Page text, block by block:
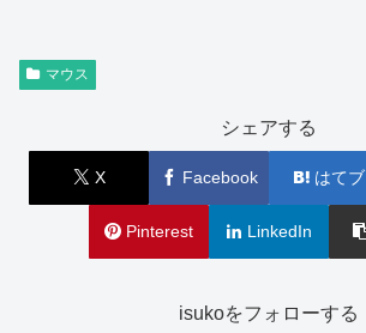
マウス
シェアする
X Facebook はてブ
Pinterest LinkedIn
isukoをフォローする